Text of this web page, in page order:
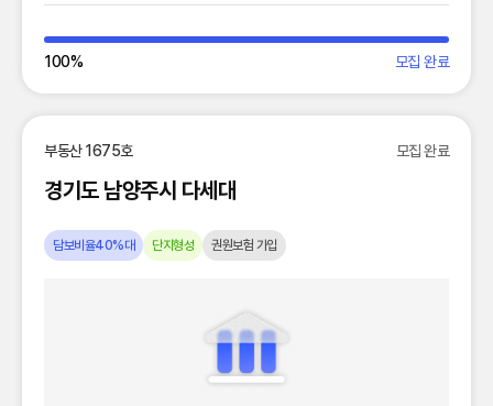
100% 모집 완료
부동산 1675호 모집 완료
경기도 남양주시 다세대
담보비율40%대 단지형성 권원보험 가입